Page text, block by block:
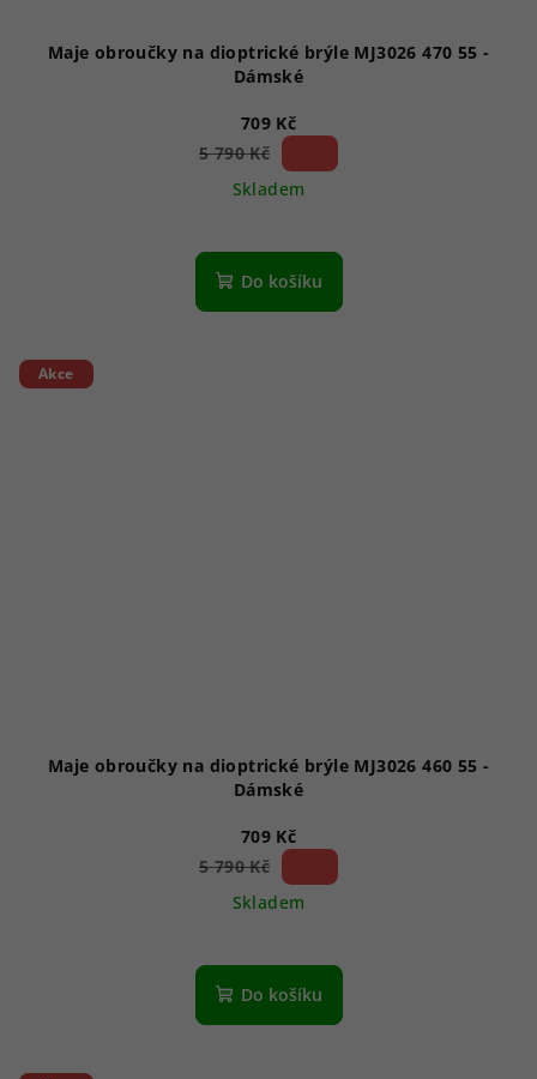
Maje obroučky na dioptrické brýle MJ3026 470 55 -
Dámské
709 Kč
5 790 Kč
Skladem
Do košíku
Akce
Maje obroučky na dioptrické brýle MJ3026 460 55 -
Dámské
709 Kč
5 790 Kč
Skladem
Do košíku